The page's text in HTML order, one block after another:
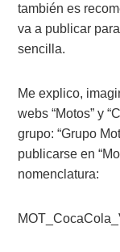
también es
va a publicar
sencilla.
Me explico,
webs “Motos” y
grupo: “Grupo
publicarse en
nomenclatura: